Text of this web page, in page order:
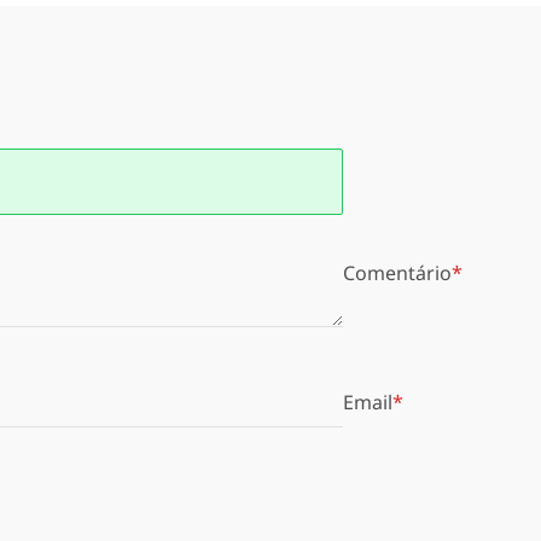
Comentário
Email